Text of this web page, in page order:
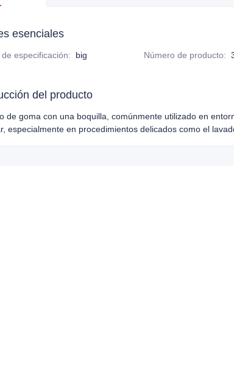
esenciales
especificación: big Número de producto:
del producto
de goma con una boquilla, comúnmente utilizado en
especialmente en procedimientos delicados como el